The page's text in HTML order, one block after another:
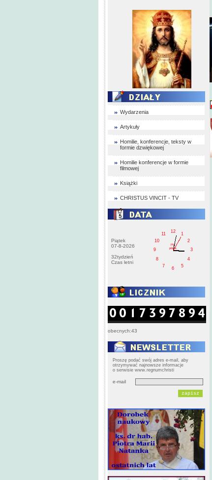
Wydarzenia
Artykuły
Homilie, konferencje, teksty w
formie dzwiękowej
Homilie konferencje w formie
filmowej
Książki
CHRISTUS VINCIT - TV
Piątek
07-8-2026
32tydzień
Czas letni
1
2
3
4
5
6
7
8
9
10
11
12
PM
pištek
obecnych:43
Proszę podać swój adres e-mail, aby
otrzymywać najnowsze informacje
o serwisie www.regnumchristi
e-mail